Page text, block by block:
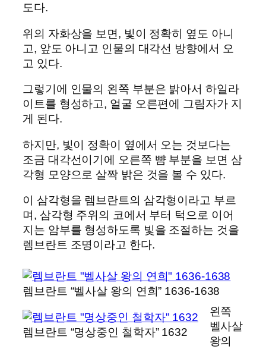
도다.
위의 자화상을 보면, 빛이 정확히 옆도 아니
고, 앞도 아니고 인물의 대각선 방향에서 오
고 있다.
그렇기에 인물의 왼쪽 부분은 밝아서 하일라
이트를 형성하고, 얼굴 오른편에 그림자가 지
게 된다.
하지만, 빛이 정확이 옆에서 오는 것보다는
조금 대각선이기에 오른쪽 뺨 부분을 보면 삼
각형 모양으로 살짝 밝은 것을 볼 수 있다.
이 삼각형을 렘브란트의 삼각형이라고 부르
며, 삼각형 주위의 코에서 부터 턱으로 이어
지는 암부를 형성하도록 빛을 조절하는 것을
렘브란트 조명이라고 한다.
렘브란트 “벨사살 왕의 연희” 1636-1638
렘브란트 “명상중인 철학자” 1632
왼쪽
벨사살
왕의